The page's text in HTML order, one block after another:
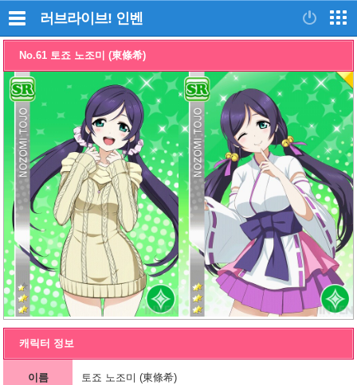
러브라이브! 인벤
No.61 토죠 노조미 (東條希)
캐릭터 정보
이름 토죠 노조미 (東條希)